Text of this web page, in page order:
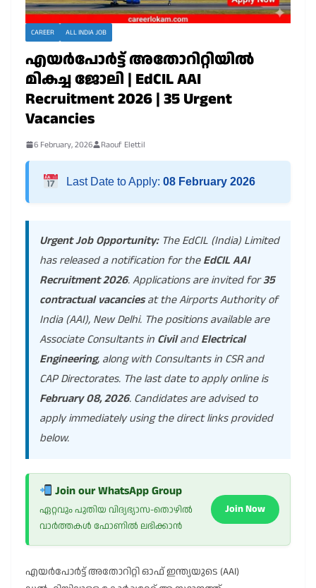
CAREER ALL INDIA JOB
എയർപോർട്ട് അതോറിറ്റിയിൽ
മികച്ച ജോലി | EdCIL AAI
Recruitment 2026 | 35 Urgent
Vacancies
6 February, 2026 Raouf Elettil
Last Date to Apply: 08 February 2026
Urgent Job Opportunity:The EdCIL (India) Limited
has released a notification for theEdCIL AAI
Recruitment 2026. Applications are invited for35
contractual vacanciesat the Airports Authority of
India (AAI), New Delhi. The positions available are
Associate Consultants in CivilandElectrical
Engineering, along with Consultants in CSR and
CAP Directorates. The last date to apply online is
February 08, 2026. Candidates are advised to
apply immediately using the direct links provided
below.
Join our WhatsApp Group
ഏറ്റവും പുതിയ വിദ്യഭ്യാസ-തൊഴിൽ
വാർത്തകൾ ഫോണിൽ ലഭിക്കാൻ
Join Now
എയർപോർട്ട് അതോറിറ്റി ഓഫ് ഇന്ത്യയുടെ (AAI)